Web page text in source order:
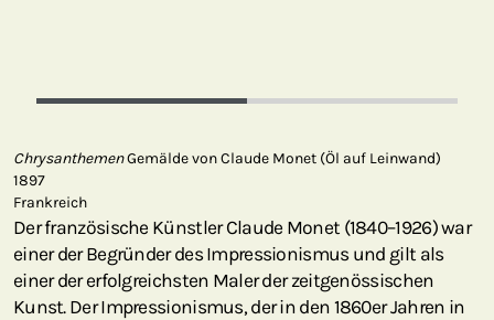
ChrysanthemenGemälde von Claude Monet (Öl auf Leinwand)
1897
Frankreich
Der französische Künstler Claude Monet (1840–1926) war
einer der Begründer des Impressionismus und gilt als
einer der erfolgreichsten Maler der zeitgenössischen
Kunst. Der Impressionismus, der in den 1860er Jahren in